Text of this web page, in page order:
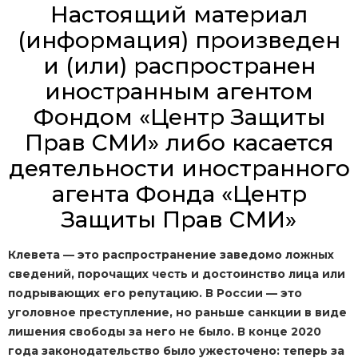
Настоящий материал
(информация) произведен
и (или) распространен
иностранным агентом
Фондом «Центр Защиты
Прав СМИ» либо касается
деятельности иностранного
агента Фонда «Центр
Защиты Прав СМИ»
Клевета — это распространение заведомо ложных
сведений, порочащих честь и достоинство лица или
подрывающих его репутацию. В России — это
уголовное преступление, но раньше санкции в виде
лишения свободы за него не было. В конце 2020
года законодательство было ужесточено: теперь за